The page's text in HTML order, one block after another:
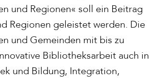
und Regionen« soll ein Beitrag
Regionen geleistet werden. Die
und Gemeinden mit bis zu
Bibliotheksarbeit auch in
und Bildung, Integration,